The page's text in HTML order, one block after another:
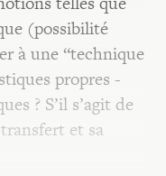
(possibilité
à une “technique
propres -
? S’il s’agit de
et sa